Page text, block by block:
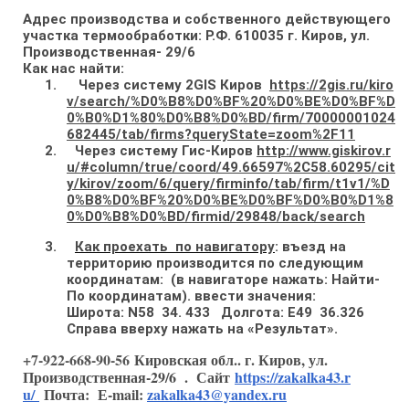
Адрес производства и собственного действующего
участка термообработки: Р.Ф. 610035 г. Киров, ул.
Производственная- 29/6
Как нас найти:
1.
Через систему 2GIS Киров https://2gis.ru/kiro
v/search/%D0%B8%D0%BF%20%D0%BE%D0%BF%D
0%B0%D1%80%D0%B8%D0%BD/firm/70000001024
682445/tab/firms?queryState=zoom%2F11
2.
Через систему Гис-Киров http://www.giskirov.r
u/#column/true/coord/49.66597%2C58.60295/cit
y/kirov/zoom/6/query/firminfo/tab/firm/t1v1/%D
0%B8%D0%BF%20%D0%BE%D0%BF%D0%B0%D1%8
0%D0%B8%D0%BD/firmid/29848/back/search
3.
Как проехать по навигатору: въезд на
территорию производится по следующим
координатам: (в навигаторе нажать: Найти-
По координатам). ввести значения:
Широта: N58 34. 433 Долгота: E49 36.326
Справа вверху нажать на «Результат».
+7-922-668-90-56 Кировская обл.. г. Киров, ул.
Производственная-29/6 . Сайт https://zakalka43.r
u/ Почта: Е-mail: zakalka43@yandex.ru